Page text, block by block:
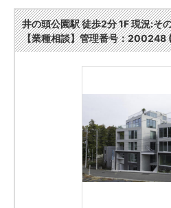
井の頭公園駅 徒歩2分 1F 現況:そ
【業種相談】管理番号：200248